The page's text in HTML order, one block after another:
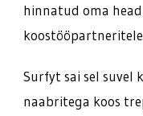
hinnatud oma
koostööpartneritele
Surfyt sai sel suvel
naabritega koos